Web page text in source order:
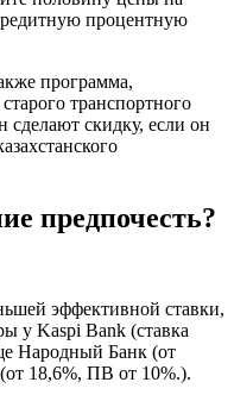
процентную
программа,
транспортного
сделают скидку, если он
предпочесть?
эффективной ставки,
у Kaspi Bank (ставка
Народный Банк (от
18,6%, ПВ от 10%.).